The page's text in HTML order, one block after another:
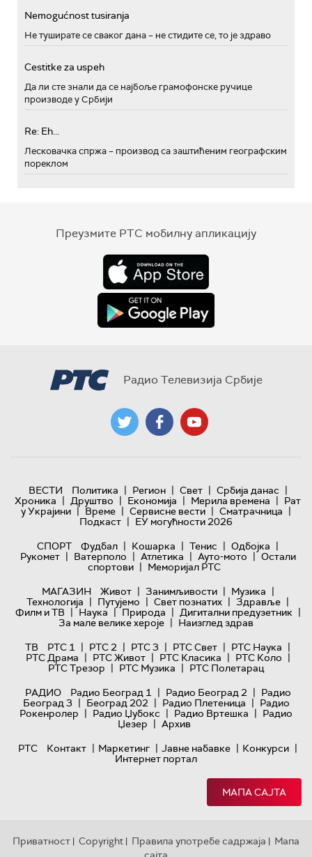
Nemogućnost tusiranja
Не туширате се сваког дана – не стидите се, то је здраво
Cestitke za uspeh
Да ли сте знали да се најбоље грамофонске ручице
производе у Србији
Re: Eh...
Лесковачка спржа – производ са заштићеним географским
пореклом
Преузмите РТС мобилну апликацију
Радио Телевизија Србије
ВЕСТИ Политика | Регион | Свет | Србија данас |
Хроника | Друштво | Економија | Мерила времена | Рат
у Украјини | Време | Сервисне вести | Сматрачница |
Подкаст | ЕУ могућности 2026
СПОРТ
Фудбал | Кошарка | Тенис | Одбојка |
Рукомет | Ватерполо | Атлетика | Ауто-мото | Остали
спортови | Меморијал РТС
МАГАЗИН
Живот | Занимљивости | Музика |
Технологијa | Путујемо | Свет познатих | Здравље |
Филм и ТВ | Наука | Природа | Дигитални предузетник |
За мале велике хероје | Наизглед здрав
ТВ
РТС 1 | РТС 2 | РТС 3 | РТС Свет | РТС Наука |
РТС Драма | РТС Живот | РТС Класика | РТС Коло |
РТС Трезор | РТС Музика | РТС Полетарац
РАДИО
Радио Београд 1 | Радио Београд 2 | Радио
Београд 3 | Београд 202 | Радио Плетеница | Радио
Рокенролер | Радио Џубокс | Радио Вртешка | Радио
Џезер | Архив
РТС
Контакт | Маркетинг | Јавне набавке | Конкурси |
Интернет портал
МАПА САЈТА
Приватност | Copyright | Правила употребе садржаја | Мапа